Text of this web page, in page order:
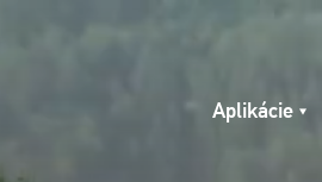
Aplikácie